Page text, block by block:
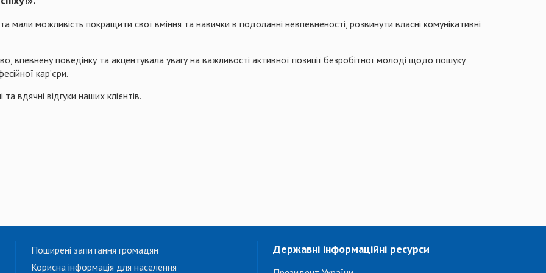
можливість покращити свої вміння та навички в подоланні невпевненості, розвинути власні комунікативні
впевнену поведінку та акцентувала увагу на важливості активної позиції безробітної молоді щодо пошуку
кар’єри.
вдячні відгуки наших клієнтів.
Поширені запитання громадян
Корисна інформація для населення
Державні інформаційні ресурси